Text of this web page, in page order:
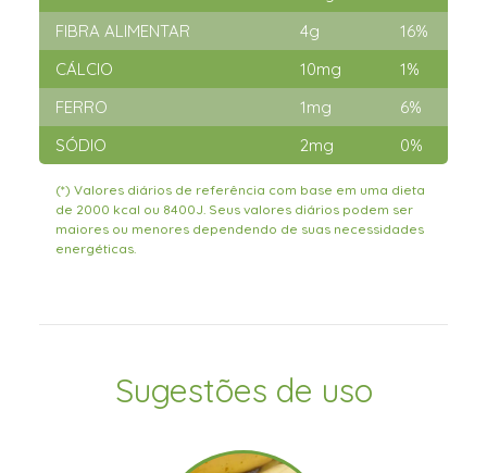
FIBRA ALIMENTAR
4g
16%
CÁLCIO
10mg
1%
FERRO
1mg
6%
SÓDIO
2mg 0%
(*) Valores diários de referência com base em uma dieta
de 2000 kcal ou 8400J. Seus valores diários podem ser
maiores ou menores dependendo de suas necessidades
energéticas.
Sugestões de uso